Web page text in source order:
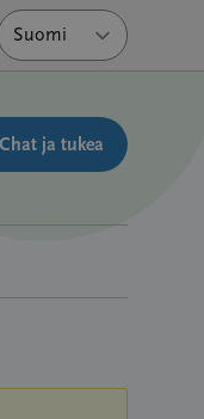
Chat ja tukea